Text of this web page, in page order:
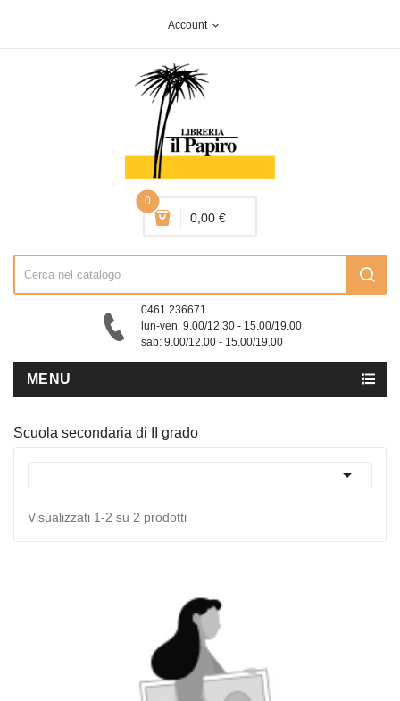
Account expand_more
0
0,00 €
0461.236671
lun-ven: 9.00/12.30 - 15.00/19.00
sab: 9.00/12.00 - 15.00/19.00
MENU
Scuola secondaria di II grado

Visualizzati 1-2 su 2 prodotti